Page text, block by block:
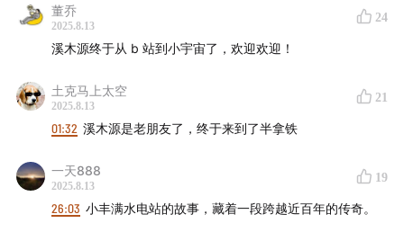
【购买方式】
方式①：点击链接 溪木源男士航海王联名系列
领大额专属优惠券，提前享受双11价格
方式②：淘宝搜索【溪木源旗舰店】，找客服报暗号【半
购买联名礼盒即送正版授权联名周边【联名透卡和超大尺
寸鼠标垫】，数量有限先到先得。即日起至8月29日，下
董乔
2025.8.13
24
溪木源终于从 b 站到小宇宙了，欢迎欢迎！
土克马上太空
2025.8.13
21
01:32 溪木源是老朋友了，终于来到了半拿铁
一天888
2025.8.13
19
26:03 小丰满水电站的故事，藏着一段跨越近百年的传奇。